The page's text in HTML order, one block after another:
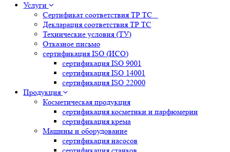
Услуги
Сертификат соответствия ТР ТС
Декларация соответствия ТР ТС
Технические условия (ТУ)
Отказное письмо
сертификация ISO (ИСО)
сертификация ISO 9001
сертификация ISO 14001
сертификация ISO 22000
Продукция
Косметическая продукция
сертификация косметики и парфюмерии
сертификация крема
Машины и оборудование
сертификация насосов